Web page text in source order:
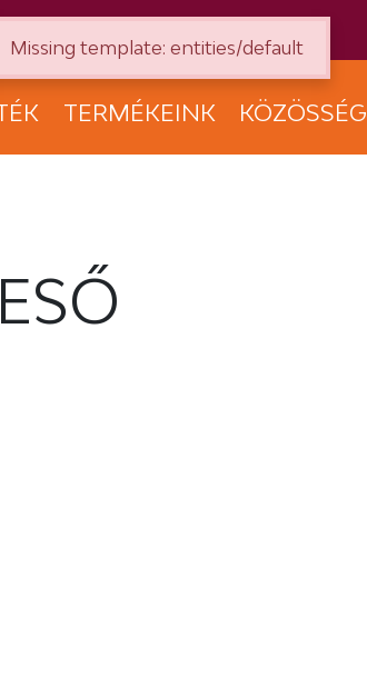
TERMÉKEINK KÖZÖSSÉG
Missing template: entities/default